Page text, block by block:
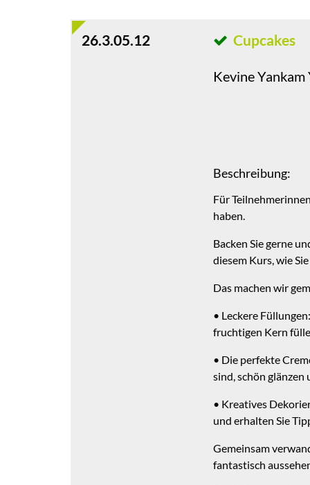
26.3.05.12 Cupcakes
Kevine Yankam
Beschreibung:
Für
haben.
Backen Sie gerne
diesem Kurs, wie
Das machen wir
• Leckere
fruchtigen Kern
• Die perfekte
sind, schön glänzen
• Kreatives
und erhalten Sie
Gemeinsam
fantastisch